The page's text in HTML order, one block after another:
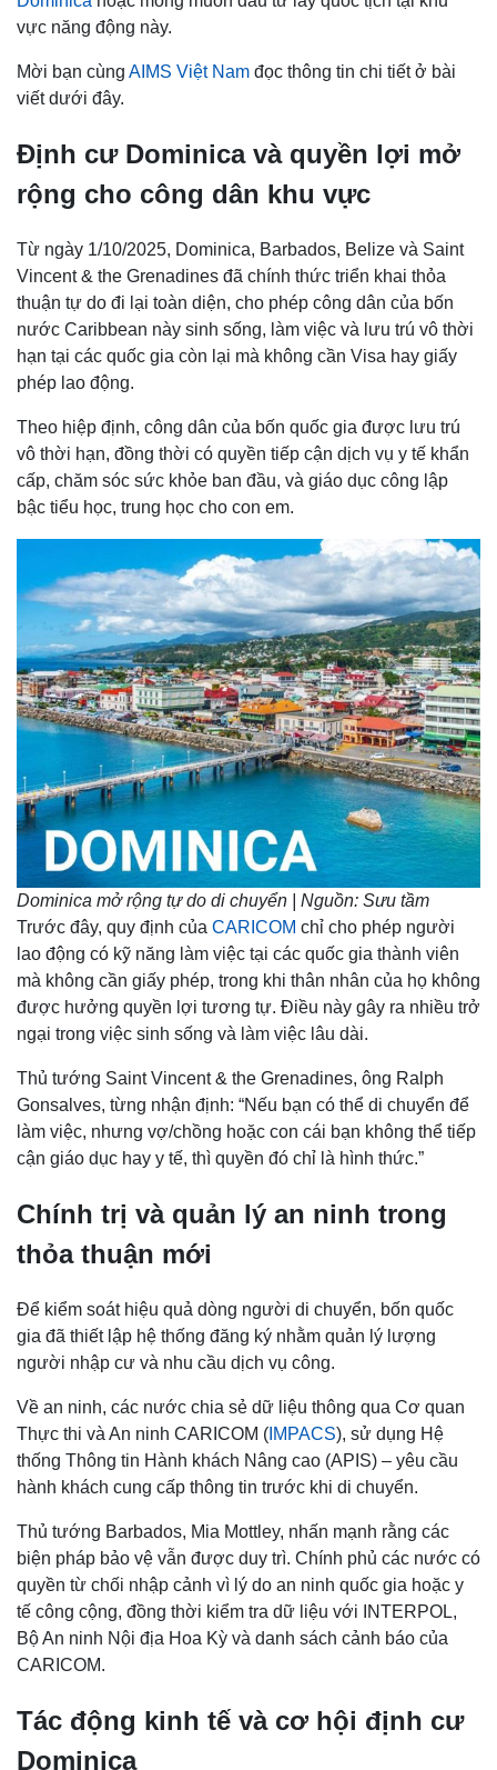
vực năng động này.
Mời bạn cùng AIMS Việt Nam đọc thông tin chi tiết ở bài
viết dưới đây.
Định cư Dominica và quyền lợi mở
rộng cho công dân khu vực
Từ ngày 1/10/2025, Dominica, Barbados, Belize và Saint
Vincent & the Grenadines đã chính thức triển khai thỏa
thuận tự do đi lại toàn diện, cho phép công dân của bốn
nước Caribbean này sinh sống, làm việc và lưu trú vô thời
hạn tại các quốc gia còn lại mà không cần Visa hay giấy
phép lao động.
Theo hiệp định, công dân của bốn quốc gia được lưu trú
vô thời hạn, đồng thời có quyền tiếp cận dịch vụ y tế khẩn
cấp, chăm sóc sức khỏe ban đầu, và giáo dục công lập
bậc tiểu học, trung học cho con em.
Dominica mở rộng tự do di chuyển | Nguồn: Sưu tầm
Trước đây, quy định của CARICOM chỉ cho phép người
lao động có kỹ năng làm việc tại các quốc gia thành viên
mà không cần giấy phép, trong khi thân nhân của họ không
được hưởng quyền lợi tương tự. Điều này gây ra nhiều trở
ngại trong việc sinh sống và làm việc lâu dài.
Thủ tướng Saint Vincent & the Grenadines, ông Ralph
Gonsalves, từng nhận định: “Nếu bạn có thể di chuyển để
làm việc, nhưng vợ/chồng hoặc con cái bạn không thể tiếp
cận giáo dục hay y tế, thì quyền đó chỉ là hình thức.”
Chính trị và quản lý an ninh trong
thỏa thuận mới
Để kiểm soát hiệu quả dòng người di chuyển, bốn quốc
gia đã thiết lập hệ thống đăng ký nhằm quản lý lượng
người nhập cư và nhu cầu dịch vụ công.
Về an ninh, các nước chia sẻ dữ liệu thông qua Cơ quan
Thực thi và An ninh CARICOM ( IMPACS), sử dụng Hệ
thống Thông tin Hành khách Nâng cao (APIS) – yêu cầu
hành khách cung cấp thông tin trước khi di chuyển.
Thủ tướng Barbados, Mia Mottley, nhấn mạnh rằng các
biện pháp bảo vệ vẫn được duy trì. Chính phủ các nước có
quyền từ chối nhập cảnh vì lý do an ninh quốc gia hoặc y
tế công cộng, đồng thời kiểm tra dữ liệu với INTERPOL,
Bộ An ninh Nội địa Hoa Kỳ và danh sách cảnh báo của
CARICOM.
Tác động kinh tế và cơ hội định cư
Dominica